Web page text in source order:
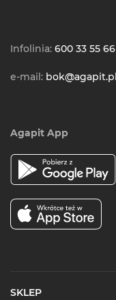
Infolinia: 600 33 55 66
e-mail: bok@agapit.pl
Agapit App
SKLEP